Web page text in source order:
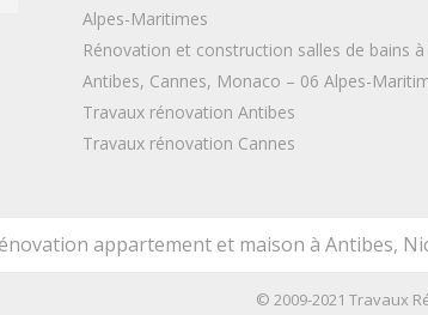
sommes très satisfaits du résultat et
de la qualité de leur prestation. Nous
les recommandons à 100%.
Alpes-Maritimes
Rénovation et construction salles de bains à
Antibes, Cannes, Monaco – 06 Alpes-
Travaux rénovation Antibes
Travaux rénovation Cannes
appartement et maison à Antibes,
© 2009-2021 Travaux